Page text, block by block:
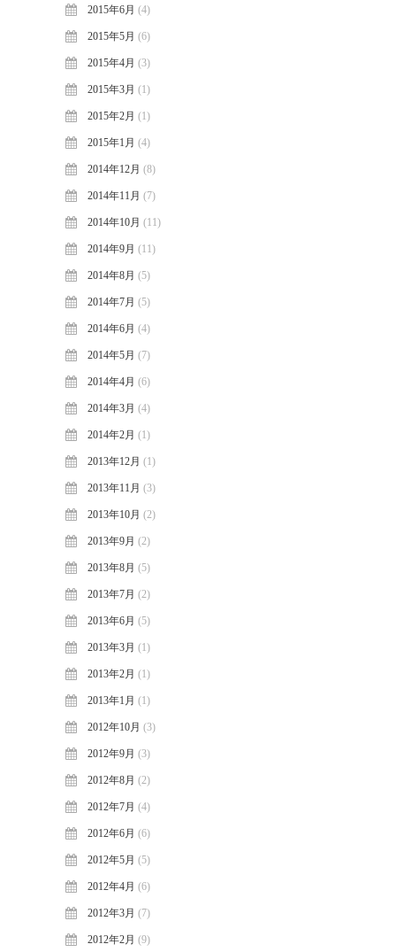
2015年6月 (4)
2015年5月 (6)
2015年4月 (3)
2015年3月 (1)
2015年2月 (1)
2015年1月 (4)
2014年12月 (8)
2014年11月 (7)
2014年10月 (11)
2014年9月 (11)
2014年8月 (5)
2014年7月 (5)
2014年6月 (4)
2014年5月 (7)
2014年4月 (6)
2014年3月 (4)
2014年2月 (1)
2013年12月 (1)
2013年11月 (3)
2013年10月 (2)
2013年9月 (2)
2013年8月 (5)
2013年7月 (2)
2013年6月 (5)
2013年3月 (1)
2013年2月 (1)
2013年1月 (1)
2012年10月 (3)
2012年9月 (3)
2012年8月 (2)
2012年7月 (4)
2012年6月 (6)
2012年5月 (5)
2012年4月 (6)
2012年3月 (7)
2012年2月 (9)